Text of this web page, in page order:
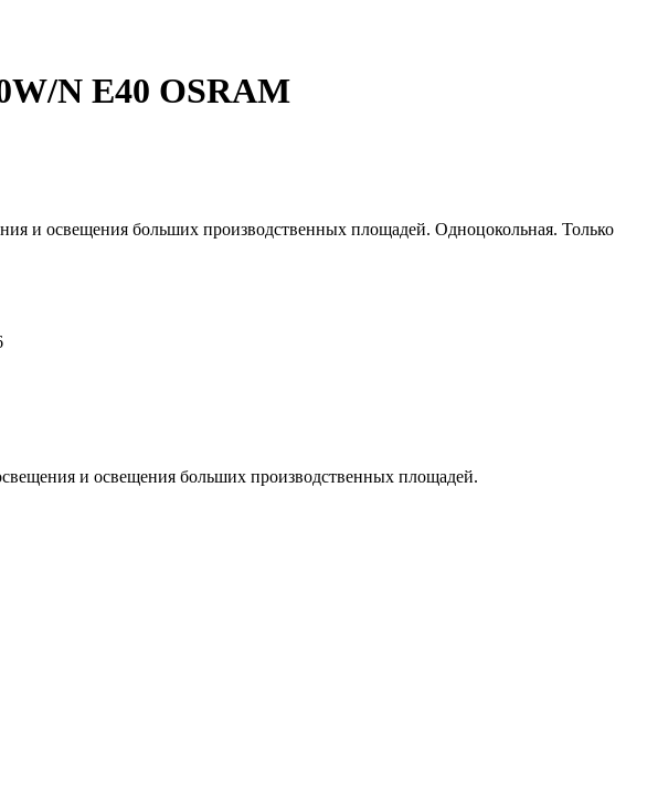
N E40 OSRAM
и освещения больших производственных площадей. Одноцокольная. Только
и освещения больших производственных площадей.